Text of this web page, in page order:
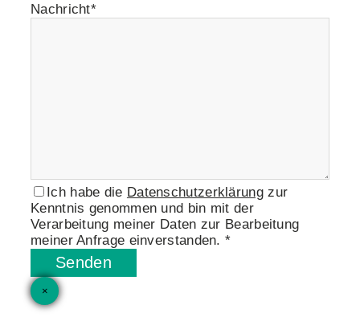
Nachricht*
Ich habe die Datenschutzerklärungzur
Kenntnis genommen und bin mit der
Verarbeitung meiner Daten zur Bearbeitung
meiner Anfrage einverstanden. *
Senden
×